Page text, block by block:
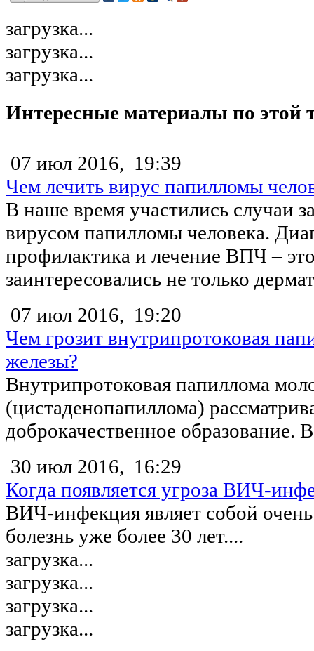
загрузка...
загрузка...
загрузка...
Интересные материалы по этой
07 июл 2016, 19:39
Чем лечить вирус папилломы
В наше время участились случаи
вирусом папилломы человека.
профилактика и лечение ВПЧ –
заинтересовались не только
07 июл 2016, 19:20
Чем грозит внутрипротоковая
железы?
Внутрипротоковая папиллома
(цистаденопапиллома)
доброкачественное образование.
30 июл 2016, 16:29
Когда появляется угроза ВИЧ-
ВИЧ-инфекция являет собой
болезнь уже более 30 лет....
загрузка...
загрузка...
загрузка...
загрузка...